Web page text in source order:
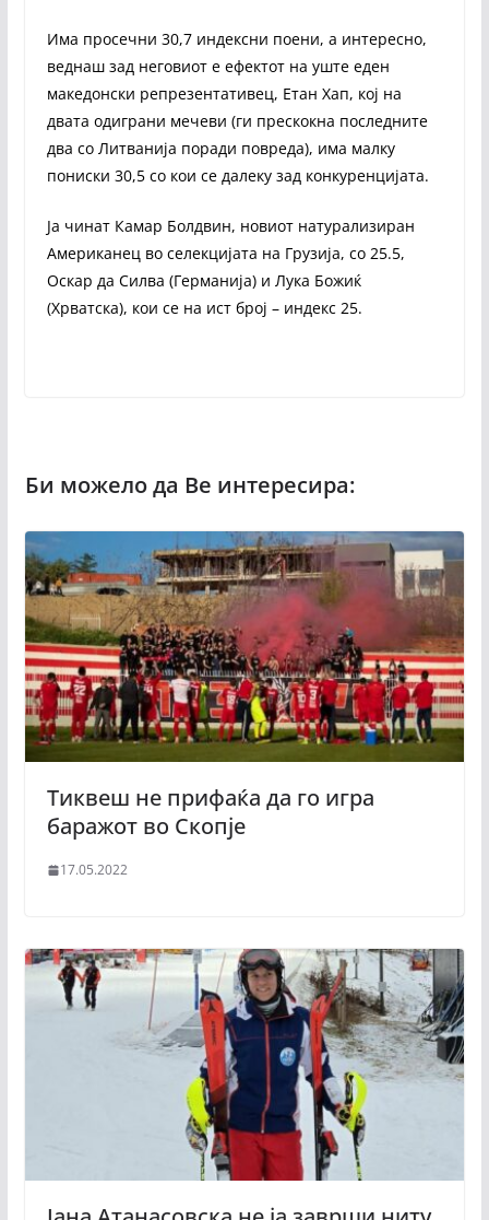
Има просечни 30,7 индексни поени, а интересно,
веднаш зад неговиот е ефектот на уште еден
македонски репрезентативец, Етан Хап, кој на
двата одиграни мечеви (ги прескокна последните
два со Литванија поради повреда), има малку
пониски 30,5 со кои се далеку зад конкуренцијата.
Ја чинат Камар Болдвин, новиот натурализиран
Американец во селекцијата на Грузија, со 25.5,
Оскар да Силва (Германија) и Лука Божиќ
(Хрватска), кои се на ист број – индекс 25.
Тиквеш не прифаќа да го игра
баражот во Скопје
17.05.2022